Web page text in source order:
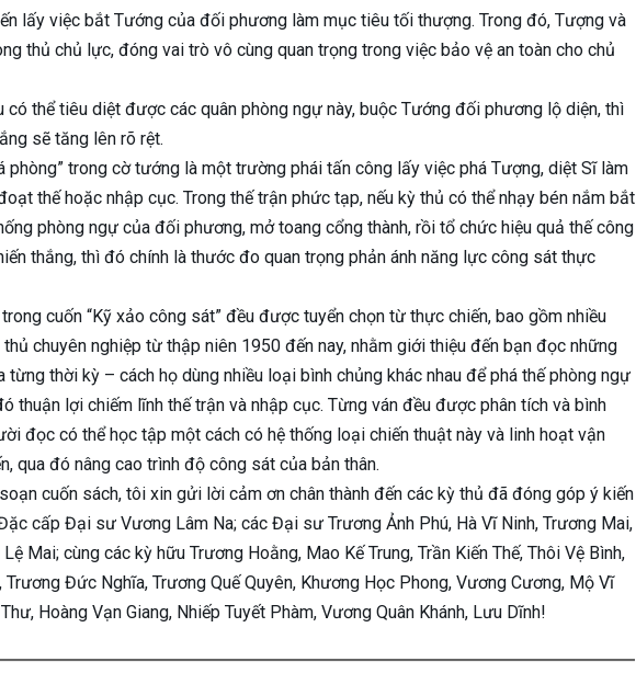
lấy việc bắt Tướng của đối phương làm mục tiêu tối thượng. Trong đó, Tượng và
thủ chủ lực, đóng vai trò vô cùng quan trọng trong việc bảo vệ an toàn cho chủ
có thể tiêu diệt được các quân phòng ngự này, buộc Tướng đối phương lộ diện, thì
sẽ tăng lên rõ rệt.
phòng” trong cờ tướng là một trường phái tấn công lấy việc phá Tượng, diệt Sĩ làm
thế hoặc nhập cục. Trong thế trận phức tạp, nếu kỳ thủ có thể nhạy bén nắm bắt
phòng ngự của đối phương, mở toang cổng thành, rồi tổ chức hiệu quả thế công
thắng, thì đó chính là thước đo quan trọng phản ánh năng lực công sát thực
cuốn “Kỹ xảo công sát” đều được tuyển chọn từ thực chiến, bao gồm nhiều
chuyên nghiệp từ thập niên 1950 đến nay, nhằm giới thiệu đến bạn đọc những
từng thời kỳ – cách họ dùng nhiều loại bình chủng khác nhau để phá thế phòng ngự
thuận lợi chiếm lĩnh thế trận và nhập cục. Từng ván đều được phân tích và bình
đọc có thể học tập một cách có hệ thống loại chiến thuật này và linh hoạt vận
qua đó nâng cao trình độ công sát của bản thân.
cuốn sách, tôi xin gửi lời cảm ơn chân thành đến các kỳ thủ đã đóng góp ý kiến
cấp Đại sư Vương Lâm Na; các Đại sư Trương Ảnh Phú, Hà Vĩ Ninh, Trương Mai,
Mai; cùng các kỳ hữu Trương Hoằng, Mao Kế Trung, Trần Kiến Thế, Thôi Vệ Bình,
Trương Đức Nghĩa, Trương Quế Quyên, Khương Học Phong, Vương Cương, Mộ Vĩ
Hoàng Vạn Giang, Nhiếp Tuyết Phàm, Vương Quân Khánh, Lưu Dĩnh!